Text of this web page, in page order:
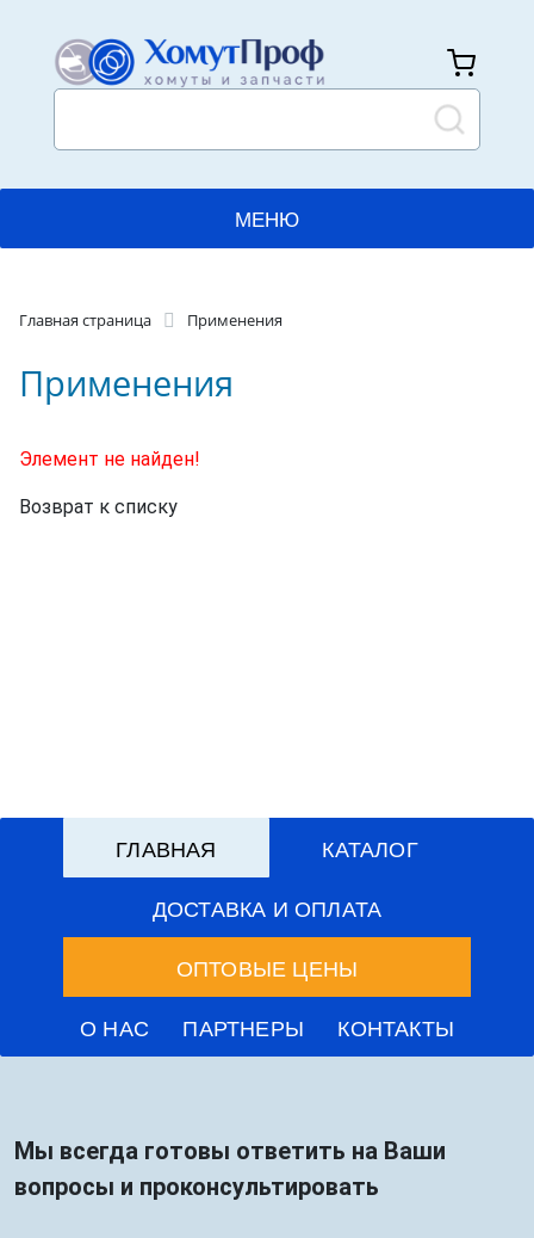
МЕНЮ
ПРИМЕНЕНИЯ
ПРОИЗВОДСТВО
ДОСТАВКА И ОПЛАТА
Главная страница Применения
Применения
Элемент не найден!
Возврат к списку
ГЛАВНАЯ
КАТАЛОГ
ДОСТАВКА И ОПЛАТА
ОПТОВЫЕ ЦЕНЫ
О НАС
ПАРТНЕРЫ КОНТАКТЫ
Мы всегда готовы ответить на Ваши
вопросы и проконсультировать